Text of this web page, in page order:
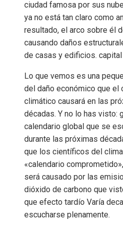
ciudad famosa por sus
ya no está tan claro como
resultado, el arco sobre él
causando daños
de casas y edificios. capital
Lo que vemos es una
del daño económico que el
climático causará en las
décadas. Y no lo has visto:
calendario global que se
durante las próximas
que los científicos del
«calendario
será causado por las
dióxido de carbono que
que efecto tardío Varía
escucharse plenamente.